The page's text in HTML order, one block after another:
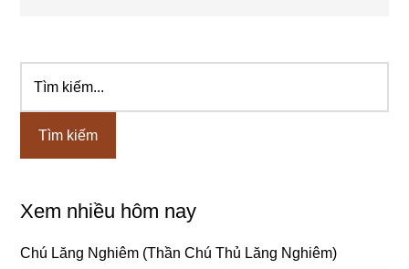
Sidebar
chính
kiếm...
Xem nhiều hôm nay
Chú Lăng Nghiêm (Thần Chú Thủ Lăng Nghiêm)